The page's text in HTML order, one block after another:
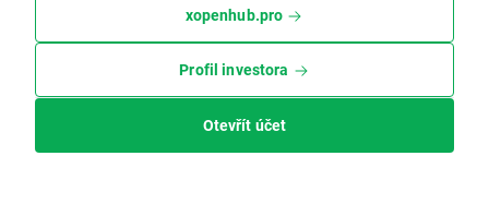
xopenhub.pro
Profil investora
Otevřít účet